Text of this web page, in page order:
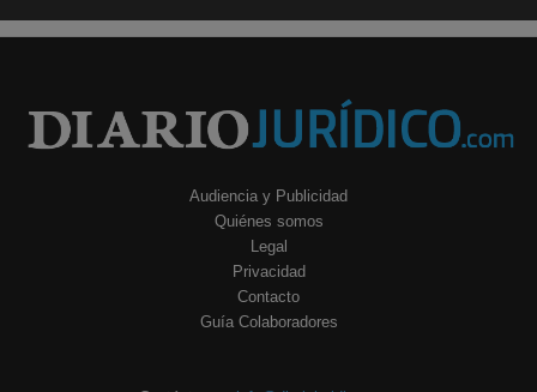
Audiencia y Publicidad
Quiénes somos
Legal
Privacidad
Contacto
Guía Colaboradores